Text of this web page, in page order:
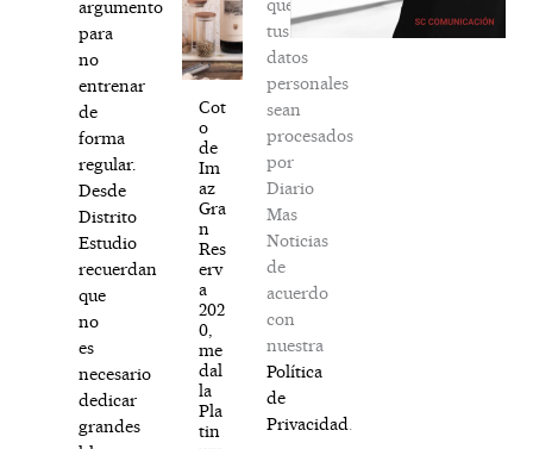
argumento
para
no
entrenar
de
forma
regular.
Desde
Distrito
Estudio
recuerdan
que
no
es
necesario
dedicar
grandes
Cot
o
de
Im
az
Gra
n
Res
erv
a
202
0,
me
dal
la
Pla
tin
que
tus
datos
personales
sean
procesados
por
Diario
Mas
Noticias
de
acuerdo
con
nuestra
Política
de
Privacidad